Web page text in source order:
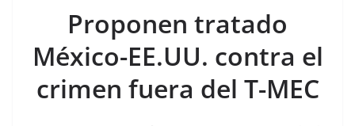
e
b
o
o
er l s
A
p
p
y
Li
n
k
gr
a
m
e
Proponen tratado
México-EE.UU. contra el
crimen fuera del T-MEC